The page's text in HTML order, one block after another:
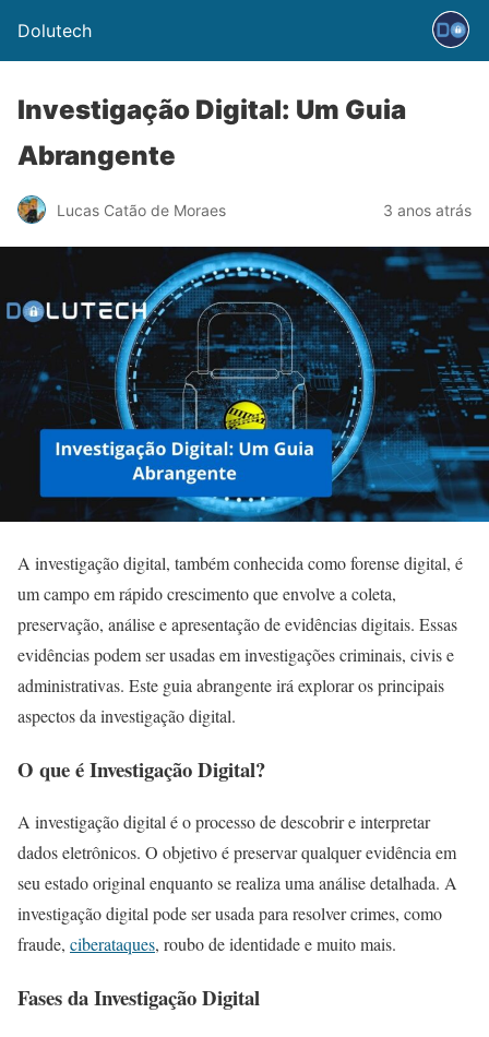
Dolutech
Investigação Digital: Um Guia
Abrangente
Lucas Catão de Moraes 3 anos atrás
A investigação digital, também conhecida como forense digital, é
um campo em rápido crescimento que envolve a coleta,
preservação, análise e apresentação de evidências digitais. Essas
evidências podem ser usadas em investigações criminais, civis e
administrativas. Este guia abrangente irá explorar os principais
aspectos da investigação digital.
O que é Investigação Digital?
A investigação digital é o processo de descobrir e interpretar
dados eletrônicos. O objetivo é preservar qualquer evidência em
seu estado original enquanto se realiza uma análise detalhada. A
investigação digital pode ser usada para resolver crimes, como
fraude, ciberataques, roubo de identidade e muito mais.
Fases da Investigação Digital